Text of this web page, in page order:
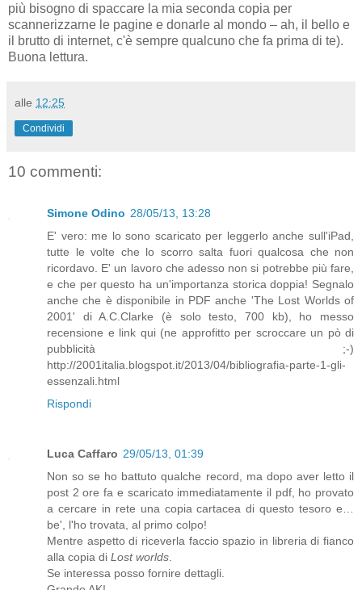
più bisogno di spaccare la mia seconda copia per
scannerizzarne le pagine e donarle al mondo – ah, il bello e
il brutto di internet, c'è sempre qualcuno che fa prima di te).
Buona lettura.
alle 12:25
Condividi
10 commenti:
Simone Odino 28/05/13, 13:28
E' vero: me lo sono scaricato per leggerlo anche sull'iPad,
tutte le volte che lo scorro salta fuori qualcosa che non
ricordavo. E' un lavoro che adesso non si potrebbe più fare,
e che per questo ha un'importanza storica doppia! Segnalo
anche che è disponibile in PDF anche 'The Lost Worlds of
2001' di A.C.Clarke (è solo testo, 700 kb), ho messo
recensione e link qui (ne approfitto per scroccare un pò di
pubblicità ;-)
http://2001italia.blogspot.it/2013/04/bibliografia-parte-1-gli-
essenzali.html
Rispondi
Luca Caffaro 29/05/13, 01:39
Non so se ho battuto qualche record, ma dopo aver letto il
post 2 ore fa e scaricato immediatamente il pdf, ho provato
a cercare in rete una copia cartacea di questo tesoro e…
be', l'ho trovata, al primo colpo!
Mentre aspetto di riceverla faccio spazio in libreria di fianco
alla copia di Lost worlds
Se interessa posso fornire dettagli.